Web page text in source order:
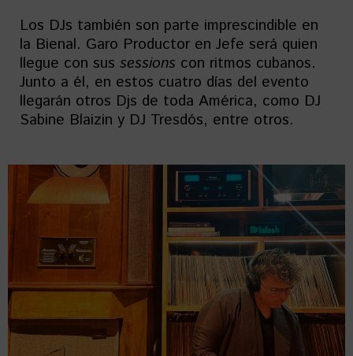
Los DJs también son parte imprescindible en
la Bienal. Garo Productor en Jefe será quien
llegue con sus sessions con ritmos cubanos.
Junto a él, en estos cuatro días del evento
llegarán otros Djs de toda América, como DJ
Sabine Blaizin y DJ Tresdós, entre otros.